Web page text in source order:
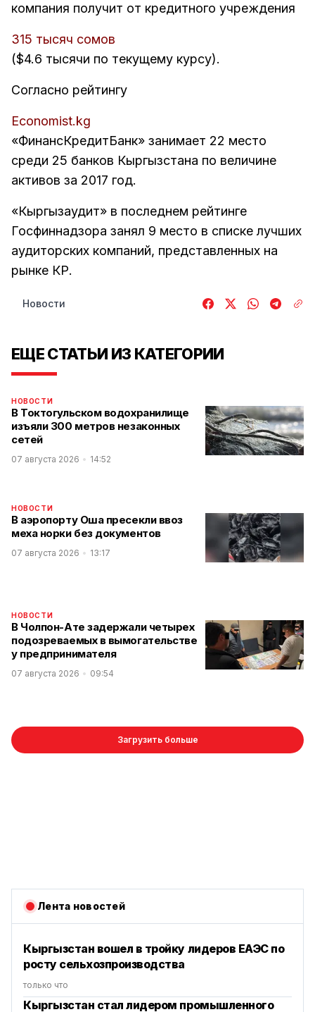
компания получит от кредитного учреждения
315 тысяч сомов
($4.6 тысячи по текущему курсу).
Согласно рейтингу
Economist.kg
«ФинансКредитБанк» занимает 22 место
среди 25 банков Кыргызстана по величине
активов за 2017 год.
«Кыргызаудит» в последнем рейтинге
Госфиннадзора занял 9 место в списке лучших
аудиторских компаний, представленных на
рынке КР.
Новости
ЕЩЕ СТАТЬИ ИЗ КАТЕГОРИИ
НОВОСТИ
В Токтогульском водохранилище
изъяли 300 метров незаконных
сетей
07 августа 2026 14:52
НОВОСТИ
В аэропорту Оша пресекли ввоз
меха норки без документов
07 августа 2026 13:17
НОВОСТИ
В Чолпон-Ате задержали четырех
подозреваемых в вымогательстве
у предпринимателя
07 августа 2026 09:54
Загрузить больше
Лента новостей
Кыргызстан вошел в тройку лидеров ЕАЭС по
росту сельхозпроизводства
только что
Кыргызстан стал лидером промышленного